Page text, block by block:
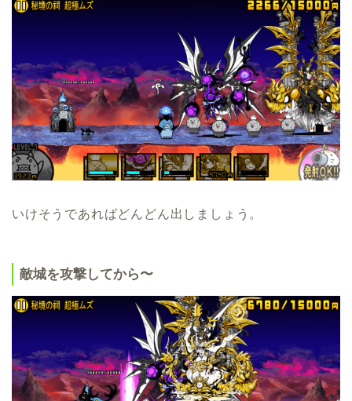
いけそうであればどんどん出しましょう。
敵城を攻撃してから〜